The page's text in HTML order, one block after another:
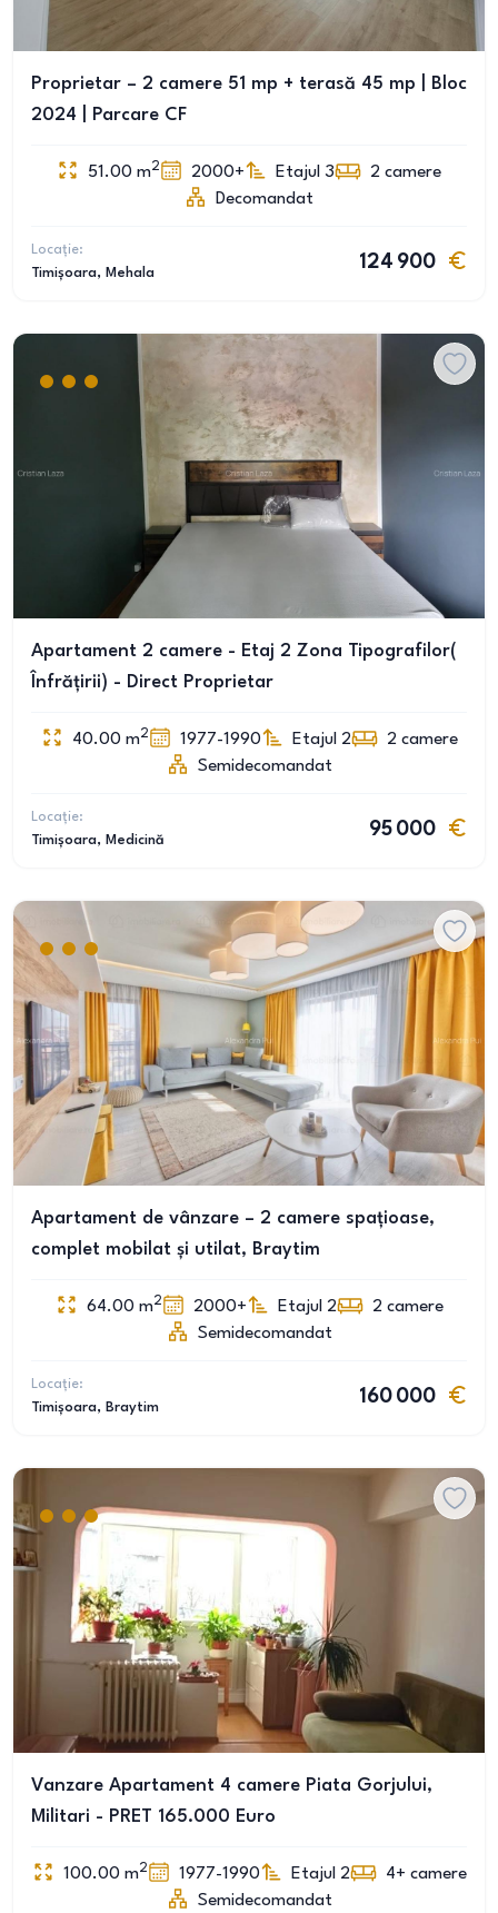
Proprietar – 2 camere 51 mp + terasă 45 mp | Bloc
2024 | Parcare CF
51.00 m2 2000+ Etajul 3 2 camere
Decomandat
Locație:
Timișoara, Mehala
124 900
Apartament 2 camere - Etaj 2 Zona Tipografilor(
Înfrățirii) - Direct Proprietar
40.00 m2 1977-1990 Etajul 2 2 camere
Semidecomandat
Locație:
Timișoara, Medicină
95 000
Apartament de vânzare – 2 camere spațioase,
complet mobilat și utilat, Braytim
64.00 m2 2000+ Etajul 2 2 camere
Semidecomandat
Locație:
Timișoara, Braytim
160 000
Vanzare Apartament 4 camere Piata Gorjului,
Militari - PRET 165.000 Euro
100.00 m2 1977-1990 Etajul 2 4+ camere
Semidecomandat